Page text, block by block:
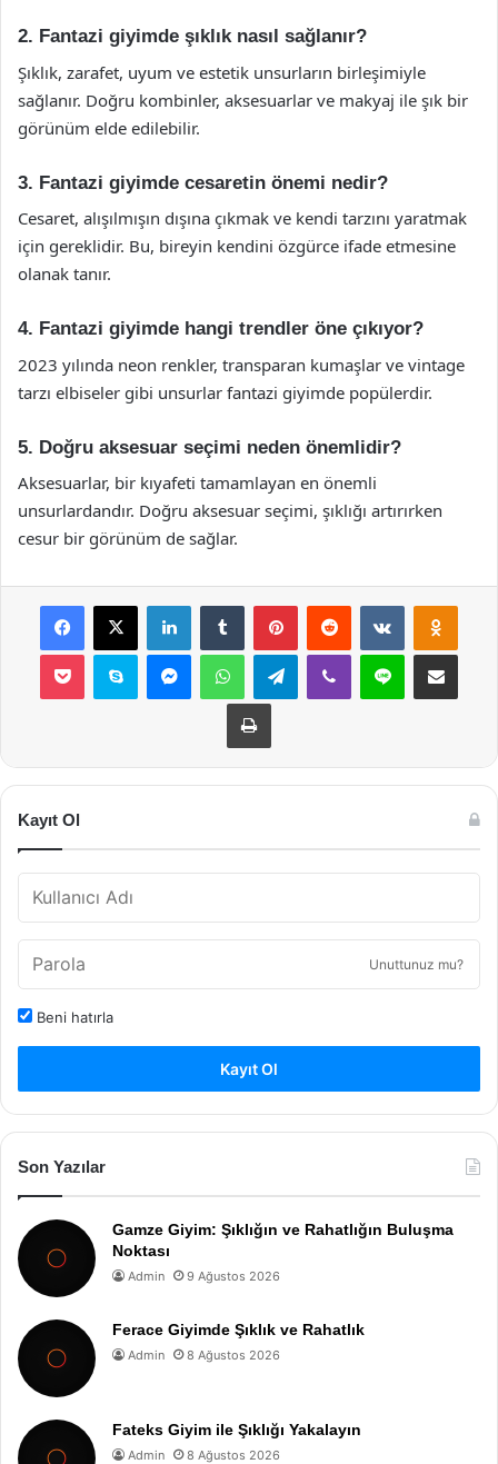
2. Fantazi giyimde şıklık nasıl sağlanır?
Şıklık, zarafet, uyum ve estetik unsurların birleşimiyle
sağlanır. Doğru kombinler, aksesuarlar ve makyaj ile şık bir
görünüm elde edilebilir.
3. Fantazi giyimde cesaretin önemi nedir?
Cesaret, alışılmışın dışına çıkmak ve kendi tarzını yaratmak
için gereklidir. Bu, bireyin kendini özgürce ifade etmesine
olanak tanır.
4. Fantazi giyimde hangi trendler öne çıkıyor?
2023 yılında neon renkler, transparan kumaşlar ve vintage
tarzı elbiseler gibi unsurlar fantazi giyimde popülerdir.
5. Doğru aksesuar seçimi neden önemlidir?
Aksesuarlar, bir kıyafeti tamamlayan en önemli
unsurlardandır. Doğru aksesuar seçimi, şıklığı artırırken
cesur bir görünüm de sağlar.
Facebook
X LinkedInTumblr PinterestReddit VKontakte
Pocket Skype MessengerWhatsAppTelegramViber Line E-Posta ile
Yazdır
Kayıt Ol
Unuttunuz mu?
Beni hatırla
Kayıt Ol
Son Yazılar
Gamze Giyim: Şıklığın ve Rahatlığın Buluşma
Noktası
Admin 9 Ağustos 2026
Ferace Giyimde Şıklık ve Rahatlık
Admin 8 Ağustos 2026
Fateks Giyim ile Şıklığı Yakalayın
Admin 8 Ağustos 2026